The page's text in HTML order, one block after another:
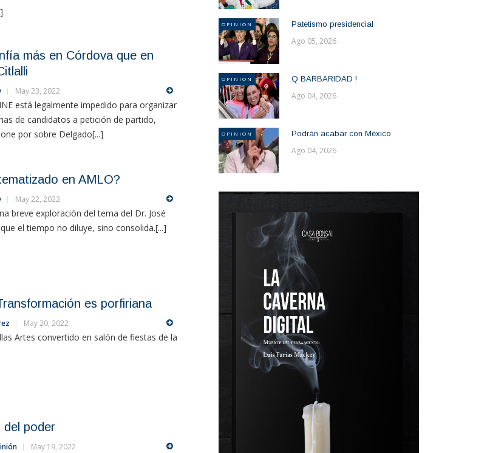
más en Córdova que en
May 23, 2022
está legalmente impedido para organizar
de candidatos a petición de partido,
por sobre Delgado[...]
en AMLO?
May 22, 2022
breve exploración del tema del Dr. José
el tiempo no diluye, sino consolida.[...]
es porfiriana
May 20, 2022
Artes convertido en salón de fiestas de la
del poder
May 19, 2022
OPINION Patetismo presidencial
Ago 05, 2026
OPINION Q BARBARIDAD !
Ago 04, 2026
OPINION Podrán acabar con México
Ago 04, 2026